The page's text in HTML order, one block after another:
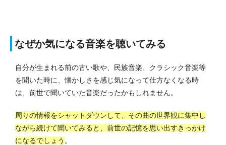
なぜか気になる音楽を聴いてみる
自分が生まれる前の古い歌や、民族音楽、クラシック音楽等
を聞いた時に、懐かしさを感じ気になって仕方なくなる時
は、前世で聞いていた音楽だったかもしれません。
周りの情報をシャットダウンして、その曲の世界観に集中し
ながら続けて聞いてみると、前世の記憶を思い出すきっかけ
になるでしょう 。